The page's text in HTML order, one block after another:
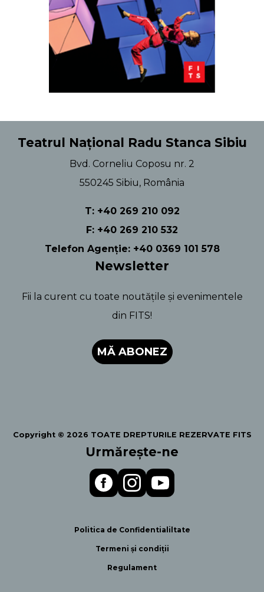
Teatrul Național Radu Stanca Sibiu
Bvd. Corneliu Coposu nr. 2
550245 Sibiu, România
T: +40 269 210 092
F: +40 269 210 532
Telefon Agenție: +40 0369 101 578
Newsletter
Fii la curent cu toate noutățile și evenimentele
din FITS!
MĂ ABONEZ
Copyright © 2026 TOATE DREPTURILE REZERVATE FITS
Urmărește-ne
Politica de Confidentialiltate
Termeni și condiții
Regulament